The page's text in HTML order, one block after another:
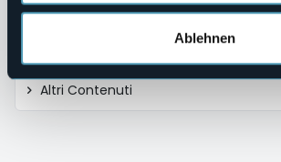
Ablehnen
Interventi Straordinari e di Emergenza
Altri Contenuti